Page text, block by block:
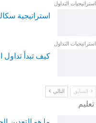
استراتيجيات التداول
استراتيجية
استراتيجيات التداول
كيف تبدأ تداول
السابق التالي
تعليم